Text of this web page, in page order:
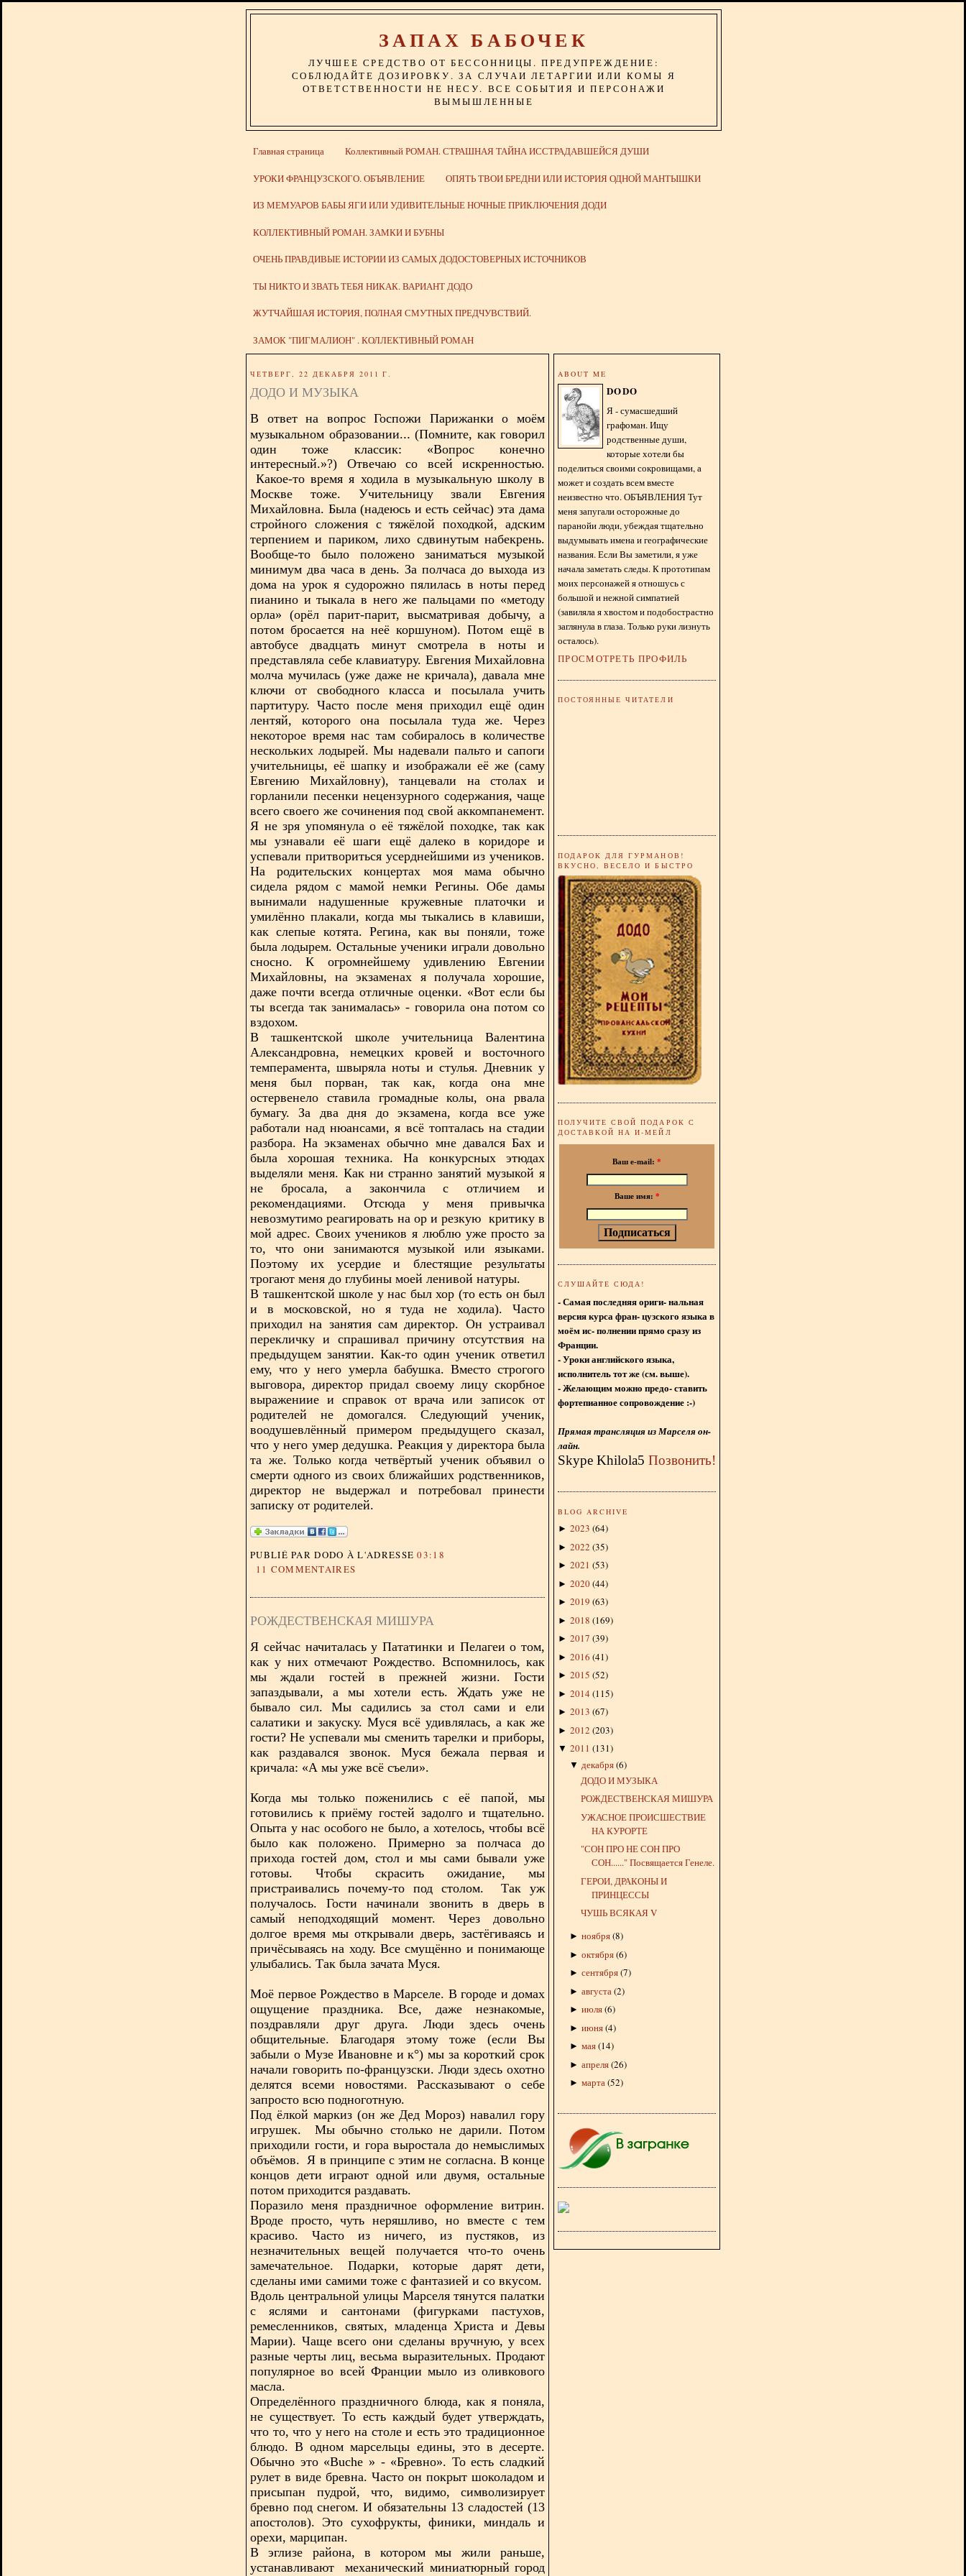
ЗАПАХ БАБОЧЕК
ЛУЧШЕЕ СРЕДСТВО ОТ БЕССОННИЦЫ. ПРЕДУПРЕЖДЕНИЕ:
СОБЛЮДАЙТЕ ДОЗИРОВКУ. ЗА СЛУЧАИ ЛЕТАРГИИ ИЛИ КОМЫ Я
ОТВЕТСТВЕННОСТИ НЕ НЕСУ. ВСЕ СОБЫТИЯ И ПЕРСОНАЖИ
ВЫМЫШЛЕННЫЕ
Главная страница Коллективный РОМАН. СТРАШНАЯ ТАЙНА ИССТРАДАВШЕЙСЯ ДУШИ
УРОКИ ФРАНЦУЗСКОГО. ОБЪЯВЛЕНИЕ ОПЯТЬ ТВОИ БРЕДНИ ИЛИ ИСТОРИЯ ОДНОЙ МАНТЫШКИ
ИЗ МЕМУАРОВ БАБЫ ЯГИ ИЛИ УДИВИТЕЛЬНЫЕ НОЧНЫЕ ПРИКЛЮЧЕНИЯ ДОДИ
КОЛЛЕКТИВНЫЙ РОМАН. ЗАМКИ И БУБНЫ
ОЧЕНЬ ПРАВДИВЫЕ ИСТОРИИ ИЗ САМЫХ ДОДОСТОВЕРНЫХ ИСТОЧНИКОВ
ТЫ НИКТО И ЗВАТЬ ТЕБЯ НИКАК. ВАРИАНТ ДОДО
ЖУТЧАЙШАЯ ИСТОРИЯ, ПОЛНАЯ СМУТНЫХ ПРЕДЧУВСТВИЙ.
ЗАМОК "ПИГМАЛИОН" . КОЛЛЕКТИВНЫЙ РОМАН
ЧЕТВЕРГ, 22 ДЕКАБРЯ 2011 Г.
ДОДО И МУЗЫКА
В ответ на вопросГоспожи Парижанки о моём
музыкальном образовании... (Помните, как говорил
один тоже классик: «Вопрос конечно
интересный.»?) Отвечаю со всей искренностью.
Какое-то время я ходила в музыкальную школу в
Москве тоже. Учительницу звали Евгения
Михайловна. Была (надеюсь и есть сейчас) эта дама
стройного сложения с тяжёлой походкой, адским
терпением и париком, лихо сдвинутым набекрень.
Вообще-то было положено заниматься музыкой
минимум два часа в день. За полчаса до выхода из
дома на урок я судорожно пялилась в ноты перед
пианино и тыкала в него же пальцами по «методу
орла» (орёл парит-парит, высматривая добычу, а
потом бросается на неё коршуном). Потом ещё в
автобусе двадцать минут смотрела в ноты и
представляла себе клавиатуру. Евгения Михайловна
молча мучилась (уже даже не кричала), давала мне
ключи от свободного класса и посылала учить
партитуру. Часто после меня приходил ещё один
лентяй, которого она посылала туда же. Через
некоторое время нас там собиралось в количестве
нескольких лодырей. Мы надевали пальто и сапоги
учительницы, её шапку и изображали её же (саму
Евгению Михайловну), танцевали на столах и
горланили песенки нецензурного содержания, чаще
всего своего же сочинения под свой аккомпанемент.
Я не зря упомянула о её тяжёлой походке, так как
мы узнавали её шаги ещё далеко в коридоре и
успевали притвориться усерднейшими из учеников.
На родительских концертах моя мама обычно
сидела рядом с мамой немки Регины. Обе дамы
вынимали надушенные кружевные платочки и
умилённо плакали, когда мы тыкались в клавиши,
как слепые котята. Регина, как вы поняли, тоже
была лодырем. Остальные ученики играли довольно
сносно. К огромнейшему удивлению Евгении
Михайловны, на экзаменах я получала хорошие,
даже почти всегда отличные оценки. «Вот если бы
ты всегда так занималась» - говорила она потом со
вздохом.
В ташкентской школе учительница Валентина
Александровна, немецких кровей и восточного
темперамента, швыряла ноты и стулья. Дневник у
меня был порван, так как, когда она мне
остервенело ставила громадные колы, она рвала
бумагу. За два дня до экзамена, когда все уже
работали над нюансами, я всё топталась на стадии
разбора. На экзаменах обычно мне давался Бах и
была хорошая техника. На конкурсных этюдах
выделяли меня. Как ни странно занятий музыкой я
не бросала, а закончила с отличием и
рекомендациями. Отсюда у меня привычка
невозмутимо реагировать на ор и резкую критику в
мой адрес. Своих учеников я люблю уже просто за
то, что они занимаются музыкой или языками.
Поэтому их усердие и блестящие результаты
трогают меня до глубины моей ленивой натуры.
В ташкентской школе у нас был хор (то есть он был
и в московской, но я туда не ходила). Часто
приходил на занятия сам директор. Он устраивал
перекличку и спрашивал причину отсутствия на
предыдущем занятии. Как-то один ученик ответил
ему, что у него умерла бабушка. Вместо строгого
выговора, директор придал своему лицу скорбное
выражениие и справок от врача или записок от
родителей не домогался. Следующий ученик,
воодушевлённый примером предыдущего сказал,
что у него умер дедушка. Реакция у директора была
та же. Только когда четвёртый ученик объявил о
смерти одного из своих ближайших родственников,
директор не выдержал и потребовал принести
записку от родителей.
PUBLIÉ PAR DODO À L'ADRESSE03:18
11 COMMENTAIRES
РОЖДЕСТВЕНСКАЯ МИШУРА
Я сейчас начиталась у Пататинки и Пелагеи о том,
как у них отмечают Рождество. Вспомнилось, как
мы ждали гостей в прежней жизни. Гости
запаздывали, а мы хотели есть. Ждать уже не
бывало сил. Мы садились за стол сами и ели
салатики и закуску. Муся всё удивлялась, а как же
гости? Не успевали мы сменить тарелки и приборы,
как раздавался звонок. Муся бежала первая и
кричала: «А мы уже всё съели».
Когда мы только поженились с её папой, мы
готовились к приёму гостей задолго и тщательно.
Опыта у нас особого не было, а хотелось, чтобы всё
было как положено. Примерно за полчаса до
прихода гостей дом, стол и мы сами бывали уже
готовы. Чтобы скрасить ожидание, мы
пристраивались почему-то под столом. Так уж
получалось. Гости начинали звонить в дверь в
самый неподходящий момент. Через довольно
долгое время мы открывали дверь, застёгиваясь и
причёсываясь на ходу. Все смущённо и понимающе
улыбались. Так была зачата Муся.
Моё первое Рождество в Марселе. В городе и домах
ощущение праздника. Все, даже незнакомые,
поздравляли друг друга. Люди здесь очень
общительные. Благодаря этому тоже (если Вы
забыли о Музе Ивановне и к°) мы за короткий срок
начали говорить по-французски. Люди здесь охотно
делятся всеми новостями. Рассказывают о себе
запросто всю подноготную.
Под ёлкой маркиз (он же Дед Мороз) навалил гору
игрушек. Мы обычно столько не дарили. Потом
приходили гости, и гора выростала до немыслимых
объёмов. Я в принципе с этим не согласна. В конце
концов дети играют одной или двумя, остальные
потом приходится раздавать.
Поразило меня праздничное оформление витрин.
Вроде просто, чуть неряшливо, но вместе с тем
красиво. Часто из ничего, из пустяков, из
незначительных вещей получается что-то очень
замечательное. Подарки, которые дарят дети,
сделаны ими самими тоже с фантазией и со вкусом.
Вдоль центральной улицы Марселя тянутся палатки
с яслями и сантонами (фигурками пастухов,
ремесленников, святых, младенца Христа и Девы
Марии). Чаще всего они сделаны вручную, у всех
разные черты лиц, весьма выразительных. Продают
популярное во всей Франции мыло из оливкового
масла.
Определённого праздничного блюда, как я поняла,
не существует. То есть каждый будет утверждать,
что то, что у него на столе и есть это традиционное
блюдо. В одном марсельцы едины, это в десерте.
Обычно это «Buche » - «Бревно». То есть сладкий
рулет в виде бревна. Часто он покрыт шоколадом и
присыпан пудрой, что, видимо, символизирует
бревно под снегом. И обязательны 13 сладостей (13
апостолов). Это сухофрукты, финики, миндаль и
орехи, марципан.
В эглизе района, в котором мы жили раньше,
устанавливают механический миниатюрный город
ABOUT ME
DODO
Я - сумасшедший
графоман. Ищу
родственные души,
которые хотели бы
поделиться своими сокровищами, а
может и создать всем вместе
неизвестно что. ОБЪЯВЛЕНИЯ Тут
меня запугали осторожные до
паранойи люди, убеждая тщательно
выдумывать имена и географические
названия. Если Вы заметили, я уже
начала заметать следы. К прототипам
моих персонажей я отношусь с
большой и нежной симпатией
(завиляла я хвостом и подобострастно
заглянула в глаза. Только руки лизнуть
осталось).
ПРОСМОТРЕТЬ ПРОФИЛЬ
ПОСТОЯННЫЕ ЧИТАТЕЛИ
ПОДАРОК ДЛЯ ГУРМАНОВ!
ВКУСНО, ВЕСЕЛО И БЫСТРО
ПОЛУЧИТЕ СВОЙ ПОДАРОК С
ДОСТАВКОЙ НА И-МЕЙЛ
Ваш e-mail: *
Ваше имя: *
СЛУШАЙТЕ СЮДА!
- Самая последняя ориги- нальная
версия курса фран- цузского языка в
моём ис- полнении прямо сразу из
Франции.
- Уроки английского языка,
исполнитель тот же (см. выше).
- Желающим можно предо- ставить
фортепианное сопровождение :-)
Прямая трансляция из Марселя он-
лайн.
Skype Khilola5 Позвонить!
BLOG ARCHIVE
► 2023 (64)
► 2022 (35)
► 2021 (53)
► 2020(44)
► 2019 (63)
► 2018 (169)
► 2017 (39)
► 2016 (41)
► 2015 (52)
► 2014 (115)
► 2013 (67)
► 2012 (203)
▼ 2011 (131)
▼ декабря(6)
ДОДО И МУЗЫКА
РОЖДЕСТВЕНСКАЯ МИШУРА
УЖАСНОЕ ПРОИСШЕСТВИЕ
НА КУРОРТЕ
"СОН ПРО НЕ СОН ПРО
СОН......" Посвящается Генеле.
ГЕРОИ, ДРАКОНЫ И
ПРИНЦЕССЫ
ЧУШЬ ВСЯКАЯ V
► ноября(8)
► октября(6)
► сентября(7)
► августа(2)
► июля(6)
► июня(4)
► мая(14)
► апреля(26)
► марта(52)